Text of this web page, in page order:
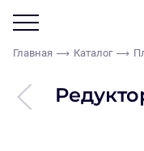
Главная Каталог